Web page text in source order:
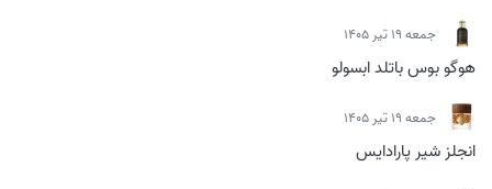
جمعه 19 تیر 1405
هوگو بوس باتلد ابسولو
جمعه 19 تیر 1405
انجلز شیر پارادایس